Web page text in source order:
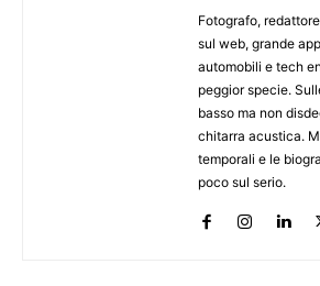
Fotografo,
sul web, grande
automobili e tech
peggior specie.
basso ma non
chitarra acustica.
temporali e le
poco sul serio.